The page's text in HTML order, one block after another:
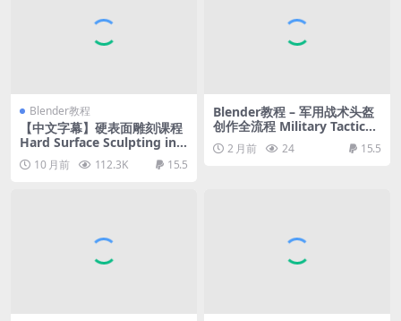
Blender教程
【中文字幕】硬表面雕刻课程
Hard Surface Sculpting in B
lender
10 月前 112.3K 15.5
Blender教程 – 军用战术头盔
创作全流程 Military Tactical
Helmet / 3D Model+Full Tu
torial
2 月前 24 15.5